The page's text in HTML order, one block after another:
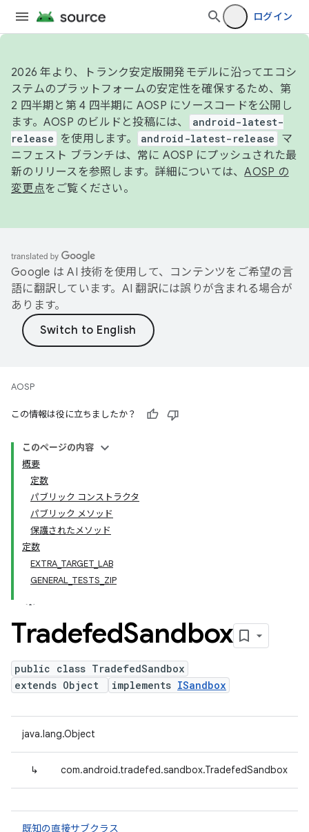
ログイン
2026 年より、トランク安定版開発モデルに沿ってエコシ
ステムのプラットフォームの安定性を確保するため、第
2 四半期と第 4 四半期に AOSP にソースコードを公開し
ます。AOSP のビルドと投稿には、
android-latest-
release
を使用します。 android-latest-release
マ
ニフェスト ブランチは、常に AOSP にプッシュされた最
新のリリースを参照します。詳細については、AOSP の
変更点をご覧ください。
Google は AI 技術を使用して、コンテンツをご希望の言
語に翻訳しています。AI 翻訳には誤りが含まれる場合が
あります。
AOSP
この情報は役に立ちましたか？
このページの内容
概要
定数
パブリック コンストラクタ
パブリック メソッド
保護されたメソッド
定数
EXTRA_TARGET_LAB
GENERAL_TESTS_ZIP
TradefedSandbox
public class TradefedSandbox
extends Object
implements ISandbox
java.lang.Object
↳ com.android.tradefed.sandbox.TradefedSandbox
既知の直接サブクラス